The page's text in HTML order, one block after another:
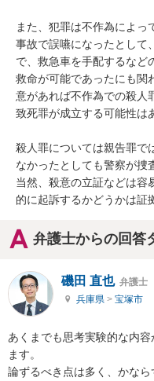
また、犯罪は不作為によっ
事故で誤嚥になったとして
で、救急車を手配するなど
救命が可能であったにも関
意があれば不作為での殺人
致死罪が成立する可能性は
殺人罪については親告罪で
なかったとしても警察が捜
当然、殺意の立証などは容
的に起訴するかどうかは証
弁護士からの回答
磯田 直也 弁護士
兵庫県 > 宝塚市
あくまでも思考実験的な内
ます。
論ずるべき点は多く、かな